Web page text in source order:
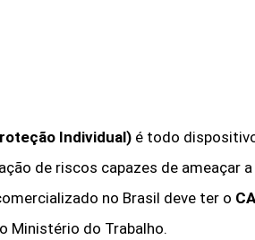
Individual) é todo
de riscos capazes de ameaçar a
no Brasil deve ter o CA
Ministério do Trabalho.